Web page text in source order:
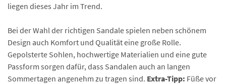
liegen dieses Jahr im Trend.
Bei der Wahl der richtigen Sandale spielen neben schönem
Design auch Komfort und Qualität eine große Rolle.
Gepolsterte Sohlen, hochwertige Materialien und eine gute
Passform sorgen dafür, dass Sandalen auch an langen
Sommertagen angenehm zu tragen sind. Extra-Tipp: Füße vor